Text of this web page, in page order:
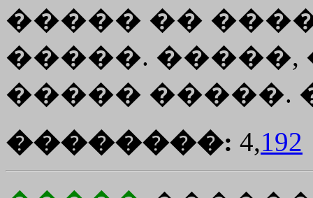
����� ��
�����. �����,
����� �����.
��������: 4,192